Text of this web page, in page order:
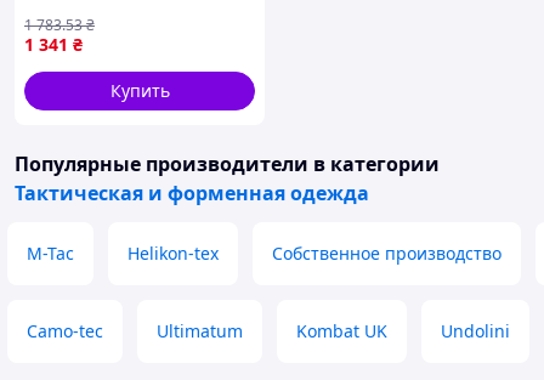
и армированными
рукавами Rip-Stop
1 341 ₴
1 783.53₴
Купить
Популярные производители в категории
Тактическая и форменная одежда
M-Tac Helikon-tex Собственное производство
Camo-tec Ultimatum Kombat UK Undolini